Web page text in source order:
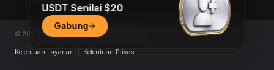
© 2018-2026 Bybit.com. All rights reserved.
Ketentuan Layanan Ketentuan Privasi
USDT Senilai $20
Gabung